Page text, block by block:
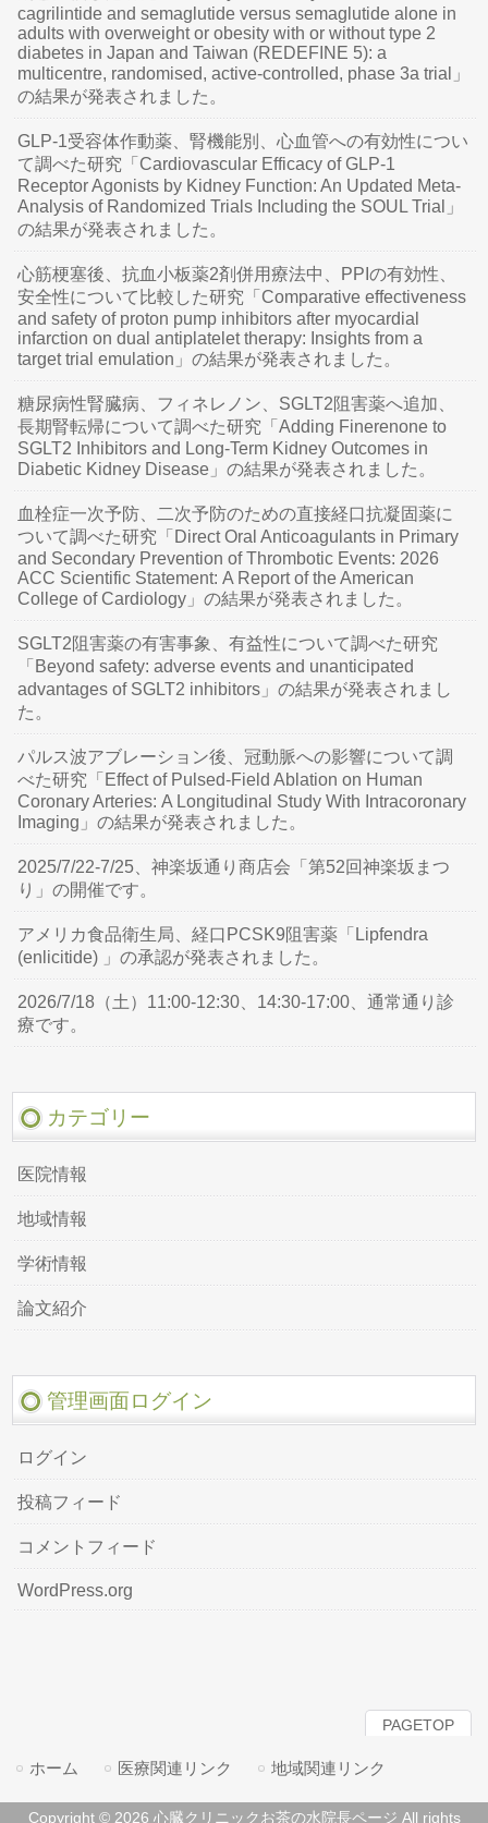
cagrilintide and semaglutide versus semaglutide alone in
adults with overweight or obesity with or without type 2
diabetes in Japan and Taiwan (REDEFINE 5): a
multicentre, randomised, active-controlled, phase 3a trial」
の結果が発表されました。
GLP-1受容体作動薬、腎機能別、心血管への有効性につい
て調べた研究「Cardiovascular Efficacy of GLP-1
Receptor Agonists by Kidney Function: An Updated Meta-
Analysis of Randomized Trials Including the SOUL Trial」
の結果が発表されました。
心筋梗塞後、抗血小板薬2剤併用療法中、PPIの有効性、
安全性について比較した研究「Comparative effectiveness
and safety of proton pump inhibitors after myocardial
infarction on dual antiplatelet therapy: Insights from a
target trial emulation」の結果が発表されました。
糖尿病性腎臓病、フィネレノン、SGLT2阻害薬へ追加、
長期腎転帰について調べた研究「Adding Finerenone to
SGLT2 Inhibitors and Long-Term Kidney Outcomes in
Diabetic Kidney Disease」の結果が発表されました。
血栓症一次予防、二次予防のための直接経口抗凝固薬に
ついて調べた研究「Direct Oral Anticoagulants in Primary
and Secondary Prevention of Thrombotic Events: 2026
ACC Scientific Statement: A Report of the American
College of Cardiology」の結果が発表されました。
SGLT2阻害薬の有害事象、有益性について調べた研究
「Beyond safety: adverse events and unanticipated
advantages of SGLT2 inhibitors」の結果が発表されまし
た。
パルス波アブレーション後、冠動脈への影響について調
べた研究「Effect of Pulsed-Field Ablation on Human
Coronary Arteries: A Longitudinal Study With Intracoronary
Imaging」の結果が発表されました。
2025/7/22-7/25、神楽坂通り商店会「第52回神楽坂まつ
り」の開催です。
アメリカ食品衛生局、経口PCSK9阻害薬「Lipfendra
(enlicitide) 」の承認が発表されました。
2026/7/18（土）11:00-12:30、14:30-17:00、通常通り診
療です。
カテゴリー
医院情報
地域情報
学術情報
論文紹介
管理画面ログイン
ログイン
投稿フィード
コメントフィード
WordPress.org
PAGETOP
ホーム 医療関連リンク 地域関連リンク
Copyright © 2026 心臓クリニックお茶の水院長ページ All rights